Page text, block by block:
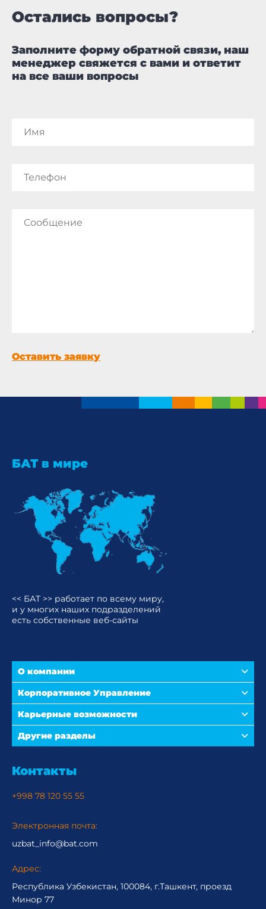
Остались вопросы?
Заполните форму обратной связи, наш
менеджер свяжется с вами и ответит
на все ваши вопросы
Оставить заявку
БАТ в мире
<< БАТ >> работает по всему миру,
и у многих наших подразделений
есть собственные веб-сайты
О компании
Корпоративное Управление
Карьерные возможности
Другие разделы
Контакты
+998 78 120 55 55
Электронная почта:
uzbat_info@bat.com
Адрес:
Республика Узбекистан, 100084, г.Ташкент, проезд
Минор 77